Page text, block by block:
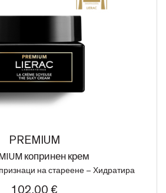
PREMIUM
копринен крем
на стареене – Хидратира
102,00 €